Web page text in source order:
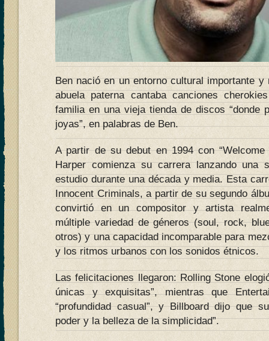
Ben nació en un entorno cultural importante
abuela paterna cantaba canciones
familia en una vieja tienda de discos “donde
joyas”, en palabras de Ben.
A partir de su debut en 1994 con
Harper comienza su carrera lanzando una
estudio durante una década y media. Esta
Innocent Criminals, a partir de su segundo
convirtió en un compositor y artista
múltiple variedad de géneros (soul, rock,
otros) y una capacidad incomparable para
y los ritmos urbanos con los sonidos étnicos.
Las felicitaciones llegaron: Rolling Stone
únicas y exquisitas”, mientras que
“profundidad casual”, y Billboard dijo que
poder y la belleza de la simplicidad”.